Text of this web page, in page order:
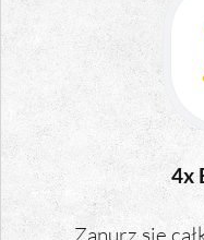
4x
Zanurz się